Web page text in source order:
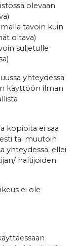
olevaan
tavoin kuin
oltava)
suljetulle
yhteydessä
käyttöön ilman
kopioita ei saa
tai muutoin
yhteydessä, ellei
haltijoiden
ei ole